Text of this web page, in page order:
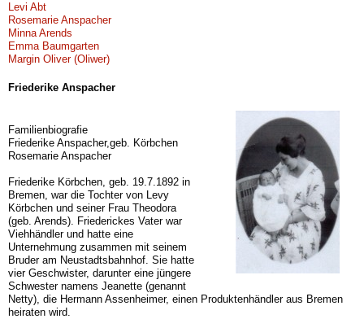
Levi Abt
Rosemarie Anspacher
Minna Arends
Emma Baumgarten
Margin Oliver (Oliwer)
Friederike Anspacher
Familienbiografie
Friederike Anspacher,geb. Körbchen
Rosemarie Anspacher
Friederike Körbchen, geb. 19.7.1892 in
Bremen, war die Tochter von Levy
Körbchen und seiner Frau Theodora
(geb. Arends). Friederickes Vater war
Viehhändler und hatte eine
Unternehmung zusammen mit seinem
Bruder am Neustadtsbahnhof. Sie hatte
vier Geschwister, darunter eine jüngere
Schwester namens Jeanette (genannt
Netty), die Hermann Assenheimer, einen Produktenhändler aus Bremen
heiraten wird.